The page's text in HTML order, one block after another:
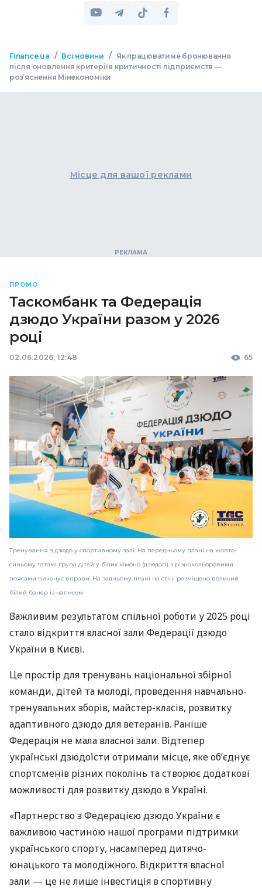
Finance.ua / Всі новини /
Як працюватиме бронювання
після оновлення критеріїв критичності підприємств —
роз’яснення Мінекономіки
Місце для вашої реклами
ПРОМО
Таскомбанк та Федерація
дзюдо України разом у 2026
році
02.06.2026, 12:48 65
Тренування з дзюдо у спортивному залі. На передньому плані на жовто-
синьому татамі група дітей у білих кімоно (дзюдогі) з різнокольоровими
поясами виконує вправи. На задньому плані на стіні розміщено великий
білий банер із написом
Важливим результатом спільної роботи у 2025 році
стало відкриття власної зали Федерації дзюдо
України в Києві.
Це простір для тренувань національної збірної
команди, дітей та молоді, проведення навчально-
тренувальних зборів, майстер-класів, розвитку
адаптивного дзюдо для ветеранів. Раніше
Федерація не мала власної зали. Відтепер
українські дзюдоїсти отримали місце, яке об’єднує
спортсменів різних поколінь та створює додаткові
можливості для розвитку дзюдо в Україні.
«Партнерство з Федерацією дзюдо України є
важливою частиною нашої програми підтримки
українського спорту, насамперед дитячо-
юнацького та молодіжного. Відкриття власної
зали — це не лише інвестиція в спортивну